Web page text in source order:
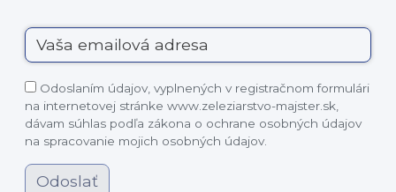
Odoslaním údajov, vyplnených v registračnom formulári
na internetovej stránke www.zeleziarstvo-majster.sk,
dávam súhlas podľa zákona o ochrane osobných údajov
na spracovanie mojich osobných údajov.
Odoslať